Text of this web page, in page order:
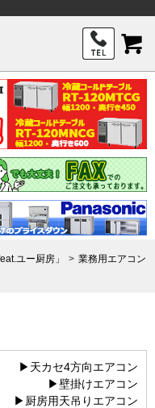
ユー厨房」
業務用エアコン
▶天カセ4方向エアコン
▶壁掛けエアコン
▶厨房用天吊りエアコン